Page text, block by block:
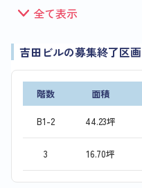
全て表示
吉田ビルの募集終了区画
階数 面積
B1-2 44.23坪
3 16.70坪